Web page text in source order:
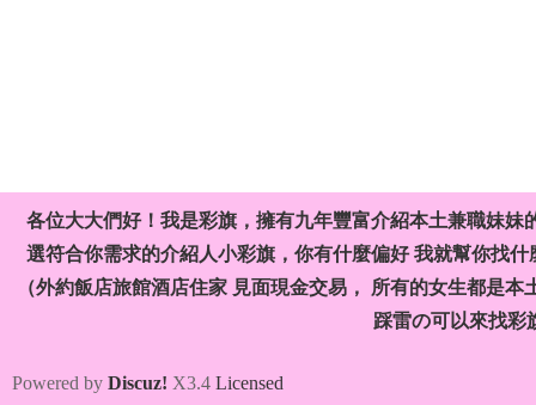
各位大大們好！我是彩旗，擁有九年豐富介紹本土兼職妹
選符合你需求的介紹人小彩旗，你有什麼偏好 我就幫你找
（外約飯店旅館酒店住家 見面現金交易， 所有的女生都是
踩雷の可以來找彩
Powered by Discuz! X3.4 Licensed